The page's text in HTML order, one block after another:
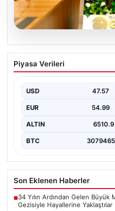
05.08.2026
Organize suçla
İçişleri Bakanı Çiftçi:
Piyasa Verileri
USD 47.57
EUR 54.99
ALTIN 6510.9
BTC 3079465
Son Eklenen Haberler
■34 Yılın Ardından Gelen Büyük
Gezisiyle Hayallerine Yaklaştılar